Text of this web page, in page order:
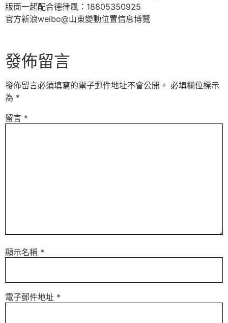
版面一起配合德律風：18805350925
官方新浪weibo@山東變動位置信息博覽
發佈留言
發佈留言必須填寫的電子郵件地址不會公開。 必填欄位標示
為 *
留言 *
顯示名稱 *
電子郵件地址 *